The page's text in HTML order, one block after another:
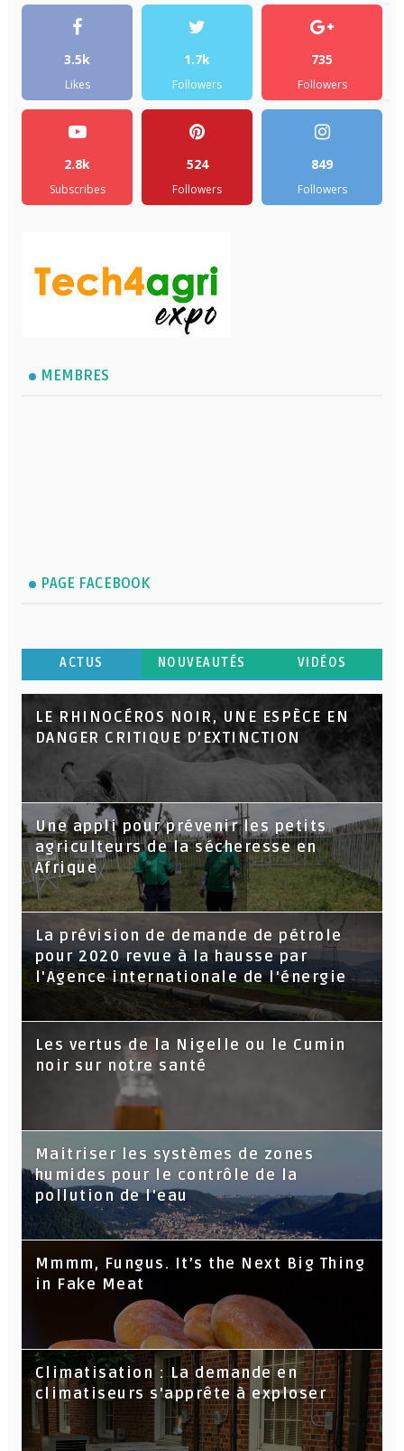
3.5k
Likes
1.7k
Followers
735
Followers
2.8k
Subscribes
524
Followers
849
Followers
MEMBRES
PAGE FACEBOOK
ACTUS NOUVEAUTÉS VIDÉOS
LE RHINOCÉROS NOIR, UNE ESPÈCE EN
DANGER CRITIQUE D’EXTINCTION
Une appli pour prévenir les petits
agriculteurs de la sécheresse en
Afrique
La prévision de demande de pétrole
pour 2020 revue à la hausse par
l'Agence internationale de l'énergie
Les vertus de la Nigelle ou le Cumin
noir sur notre santé
Maitriser les systèmes de zones
humides pour le contrôle de la
pollution de l'eau
Mmmm, Fungus. It’s the Next Big Thing
in Fake Meat
Climatisation : La demande en
climatiseurs s'apprête à exploser